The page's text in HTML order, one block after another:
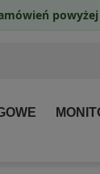
powyżej